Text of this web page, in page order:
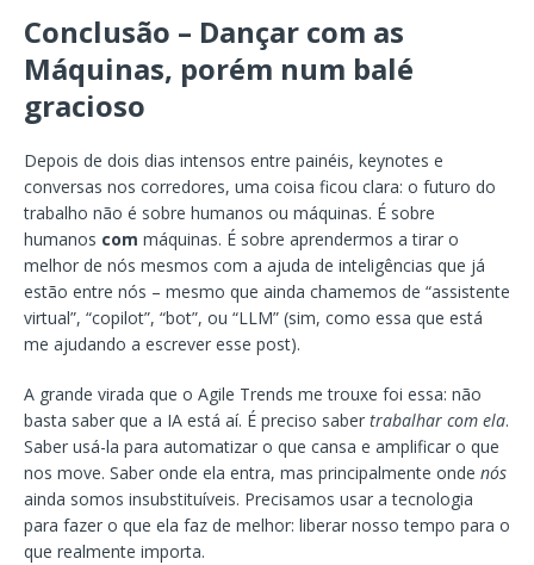
Conclusão – Dançar com as
Máquinas, porém num balé
gracioso
Depois de dois dias intensos entre painéis, keynotes e
conversas nos corredores, uma coisa ficou clara: o futuro do
trabalho não é sobre humanos ou máquinas. É sobre
humanos com máquinas. É sobre aprendermos a tirar o
melhor de nós mesmos com a ajuda de inteligências que já
estão entre nós – mesmo que ainda chamemos de “assistente
virtual”, “copilot”, “bot”, ou “LLM” (sim, como essa que está
me ajudando a escrever esse post).
A grande virada que o Agile Trends me trouxe foi essa: não
basta saber que a IA está aí. É preciso saber trabalhar com ela.
Saber usá-la para automatizar o que cansa e amplificar o que
nos move. Saber onde ela entra, mas principalmente onde nós
ainda somos insubstituíveis. Precisamos usar a tecnologia
para fazer o que ela faz de melhor: liberar nosso tempo para o
que realmente importa.